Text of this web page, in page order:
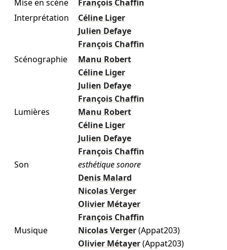
Mise en scène
François Chaffin
Interprétation
Céline Liger
Julien Defaye
François Chaffin
Scénographie
Manu Robert
Céline Liger
Julien Defaye
François Chaffin
Lumières
Manu Robert
Céline Liger
Julien Defaye
François Chaffin
Son
esthétique sonore
Denis Malard
Nicolas Verger
Olivier Métayer
François Chaffin
Musique
Nicolas Verger (Appat203)
Olivier Métayer (Appat203)